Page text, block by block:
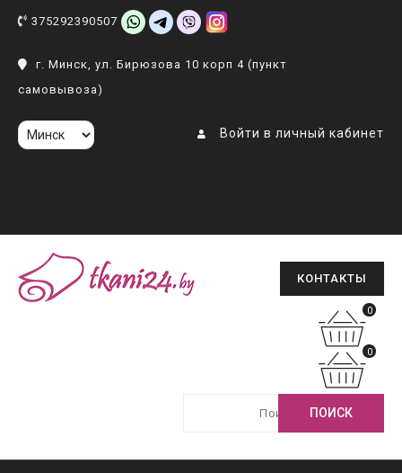
375292390507
г. Минск, ул. Бирюзова 10 корп 4 (пункт
самовывоза)
Войти в личный кабинет
КОНТАКТЫ
0
0